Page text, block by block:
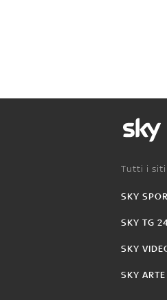
Tutti i siti
SKY
SKY TG
SKY
SKY ARTE